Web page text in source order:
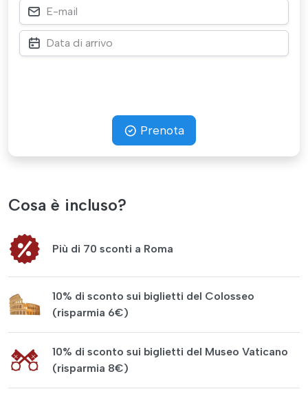
Cosa è incluso?
Più di 70 sconti a Roma
10% di sconto sui biglietti del Colosseo
(risparmia 6€)
10% di sconto sui biglietti del Museo Vaticano
(risparmia 8€)
Prenota